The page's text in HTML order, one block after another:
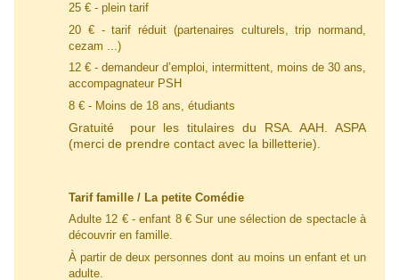
25 € - plein tarif
20 € - tarif réduit (partenaires culturels, trip normand,
cezam ...)
12 € - demandeur d’emploi, intermittent, moins de 30 ans,
accompagnateur PSH
8 € - Moins de 18 ans, étudiants
Gratuité pour les titulaires du RSA. AAH. ASPA
(merci de prendre contact avec la billetterie).
Tarif famille / La petite Comédie
Adulte 12 € - enfant 8 € Sur une sélection de spectacle à
découvrir en famille.
À partir de deux personnes dont au moins un enfant et un
adulte.